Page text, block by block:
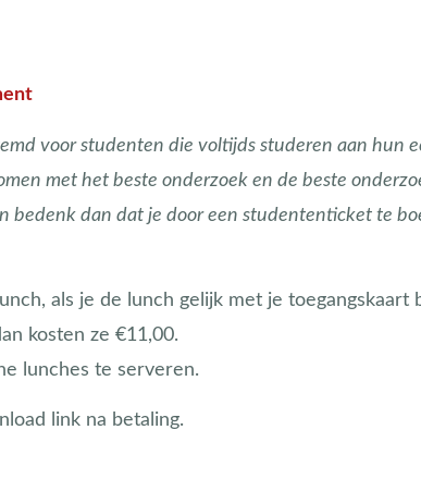
voor studenten die voltijds studeren aan hun
met het beste onderzoek en de beste
bedenk dan dat je door een studententicket te
als je de lunch gelijk met je
kosten ze €11,00.
lunches te serveren.
link na betaling.